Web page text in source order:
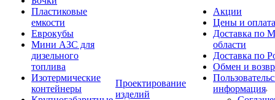
Пластиковые
емкости
Еврокубы
Мини АЗС для
дизельного
топлива
Изотермические
контейнеры
Проектирование
изделий
Акции
Цены и оплата
Доставка по
области
Доставка по
Обмен и
информация